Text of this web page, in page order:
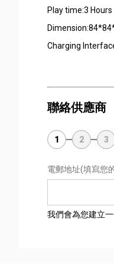
Play time:3 Hours
Charging
聯絡供應商
1 2 3
電郵地址(填寫您
我們會為您建立